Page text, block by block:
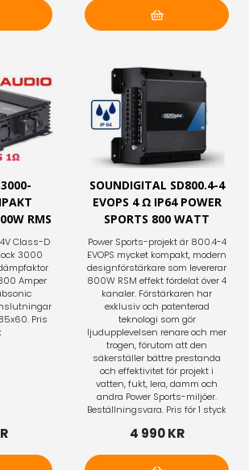
RMS
Class-D
3000
Amper
Pris
SOUNDIGITAL SD800.4-4
EVOPS 4 Ω IP64 POWER
SPORTS 800 WATT
Power Sports-projekt är 800.4-4
EVOPS mycket kompakt, modern
designförstärkare som levererar
800W RSM effekt fördelat över 4
kanaler. Förstärkaren har
exklusiv och patenterad
teknologi som gör
ljudupplevelsen renare och mer
trogen, förutom att den
säkerställer bättre prestanda
och effektivitet för projekt i
vatten, fukt, lera, damm och
andra Power Sports-miljöer.
Beställningsvara. Pris för 1 styck
4 990 KR